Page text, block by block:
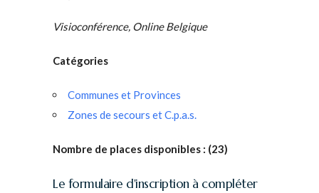
Visioconférence, Online Belgique
Catégories
Communes et Provinces
Zones de secours et C.p.a.s.
Nombre de places disponibles : (23)
Le formulaire d'inscription à compléter